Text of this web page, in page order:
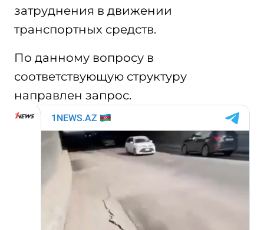
затруднения в движении
транспортных средств.
По данному вопросу в
соответствующую структуру
направлен запрос.